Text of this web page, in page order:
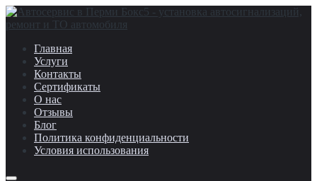
Главная
Услуги
Контакты
Сертификаты
О нас
Отзывы
Блог
Политика конфиденциальности
Условия использования